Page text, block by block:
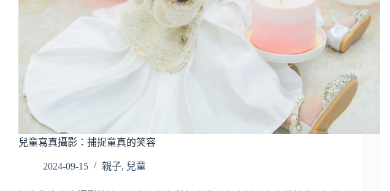
兒童寫真攝影：捕捉童真的笑容
2024-09-15 親子, 兒童